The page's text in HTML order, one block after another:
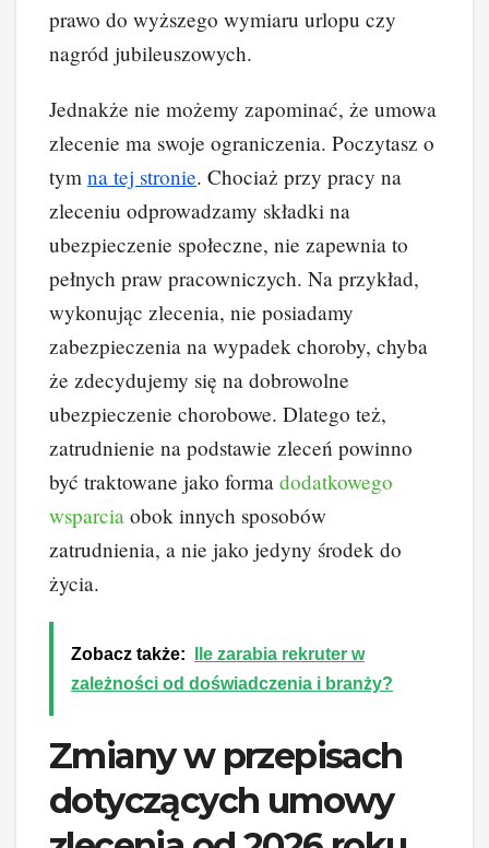
prawo do wyższego wymiaru urlopu czy
nagród jubileuszowych.
Jednakże nie możemy zapominać, że umowa
zlecenie ma swoje ograniczenia. Poczytasz o
tym na tej stronie. Chociaż przy pracy na
zleceniu odprowadzamy składki na
ubezpieczenie społeczne, nie zapewnia to
pełnych praw pracowniczych. Na przykład,
wykonując zlecenia, nie posiadamy
zabezpieczenia na wypadek choroby, chyba
że zdecydujemy się na dobrowolne
ubezpieczenie chorobowe. Dlatego też,
zatrudnienie na podstawie zleceń powinno
być traktowane jako forma dodatkowego
wsparcia obok innych sposobów
zatrudnienia, a nie jako jedyny środek do
życia.
Zobacz także:
Ile zarabia rekruter w
zależności od doświadczenia i branży?
Zmiany w przepisach
dotyczących umowy